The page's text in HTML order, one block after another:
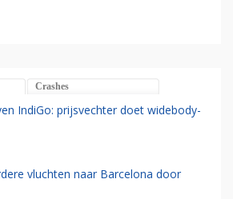
Crashes
IndiGo: prijsvechter doet widebody-
vluchten naar Barcelona door